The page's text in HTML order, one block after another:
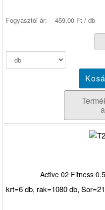
Fogyasztói ár: 459,00 Ft / db
Active 02 Fitness
krt=6 db, rak=1080 db,